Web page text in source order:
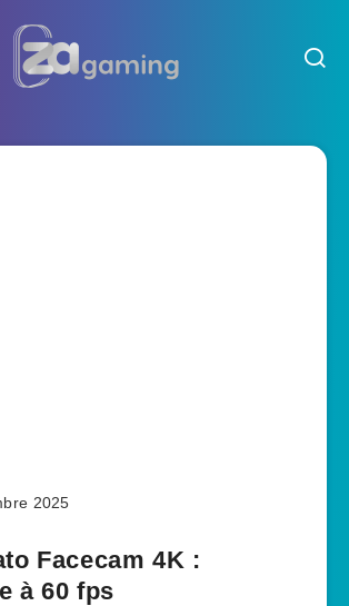
2025
Facecam 4K :
à 60 fps